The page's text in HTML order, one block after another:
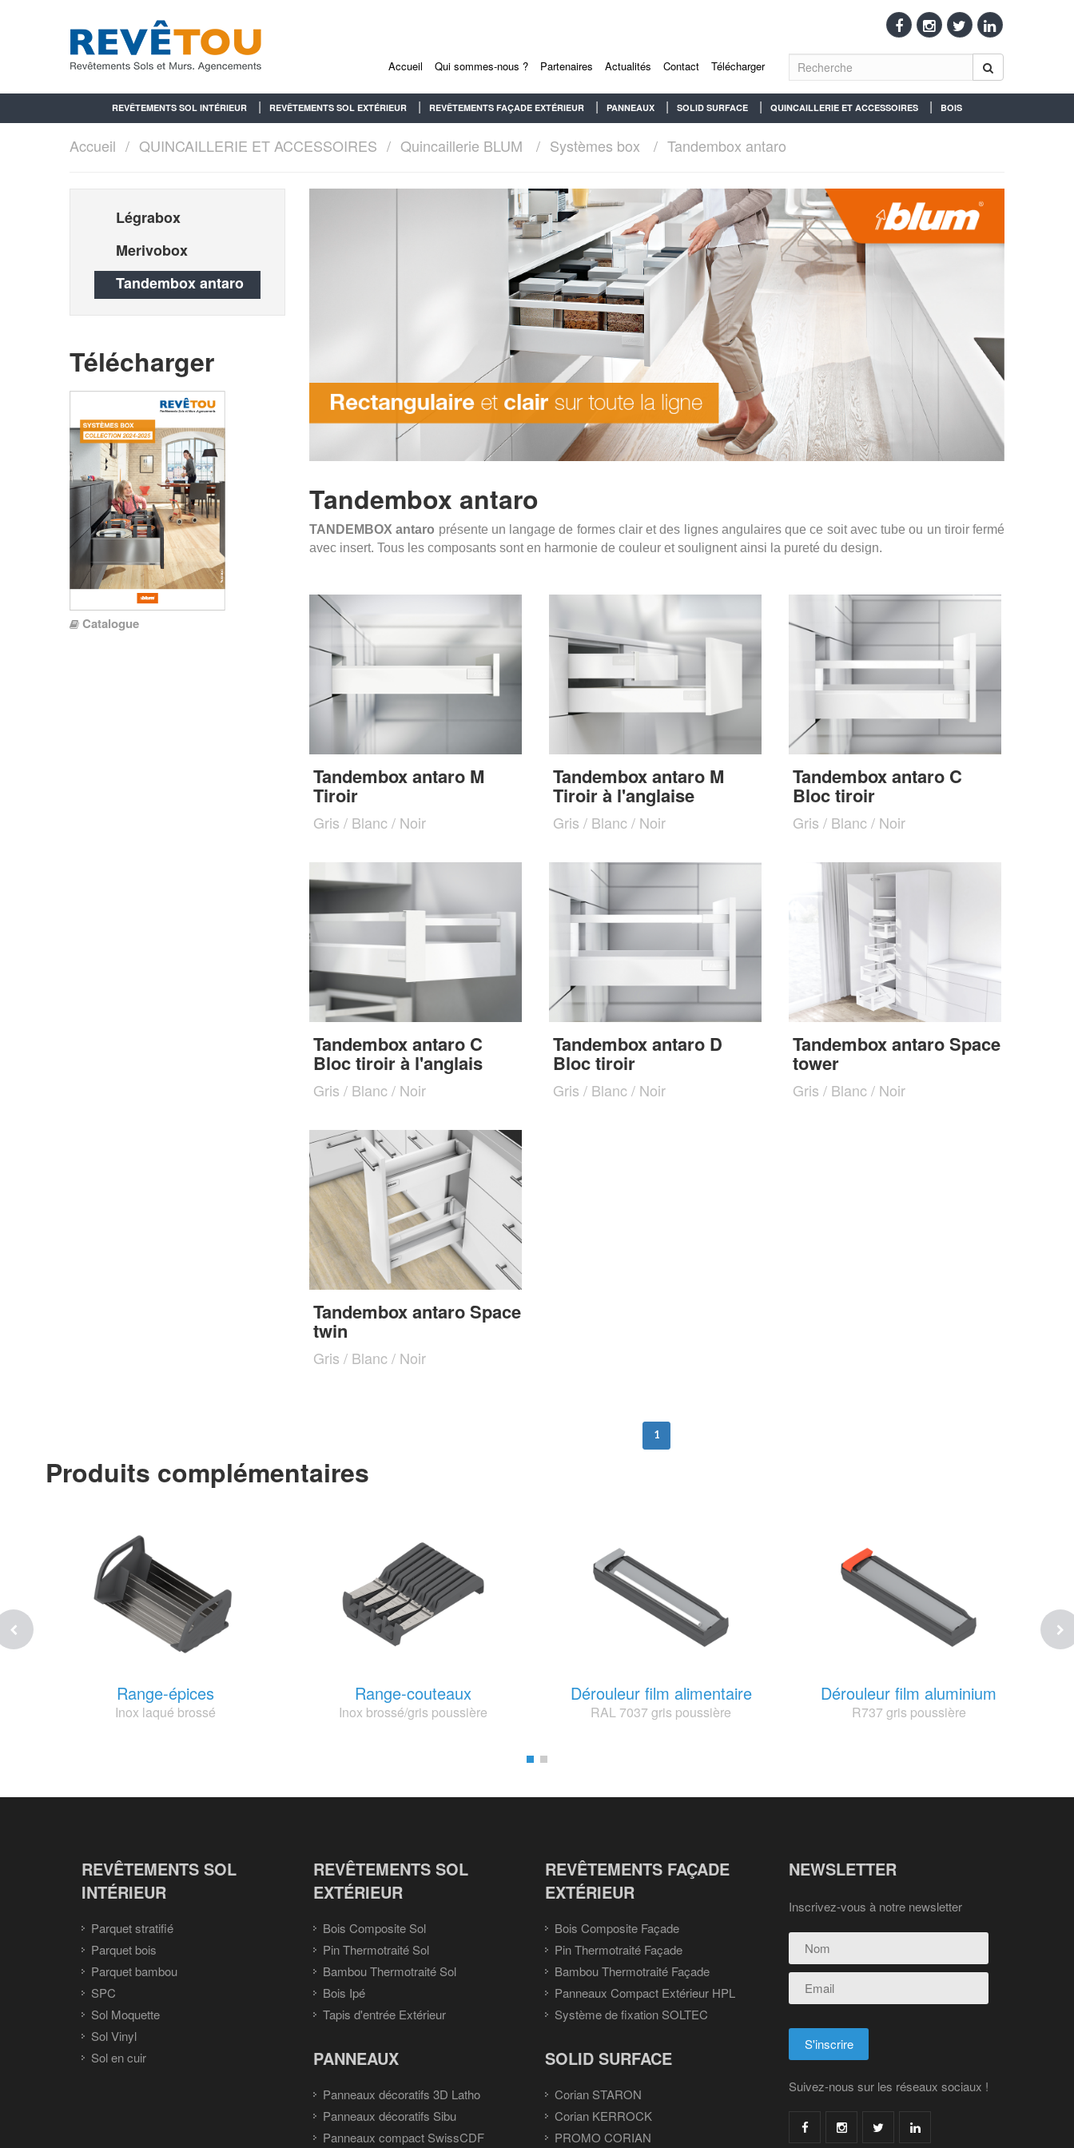
Accueil Qui sommes-nous ? Partenaires Actualités Contact Télécharger
REVÊTEMENTS SOL INTÉRIEUR REVÊTEMENTS SOL EXTÉRIEUR REVÊTEMENTS FAÇADE EXTÉRIEUR PANNEAUX SOLID SURFACE QUINCAILLERIE ET ACCESSOIRES BOIS
Accueil QUINCAILLERIE ET ACCESSOIRES Quincaillerie BLUM Systèmes box Tandembox antaro
Légrabox
Merivobox
Tandembox antaro
Télécharger
Catalogue
Tandembox antaro
TANDEMBOX antaro présente un langage de formes clair et des lignes angulaires que ce soit avec tube ou un tiroir fermé
avec insert. Tous les composants sont en harmonie de couleur et soulignent ainsi la pureté du design.
Tandembox antaro M
Tiroir
Gris / Blanc / Noir
Tandembox antaro M
Tiroir à l'anglaise
Gris / Blanc / Noir
Tandembox antaro C
Bloc tiroir
Gris / Blanc / Noir
Tandembox antaro C
Bloc tiroir à l'anglais
Gris / Blanc / Noir
Tandembox antaro D
Bloc tiroir
Gris / Blanc / Noir
Tandembox antaro Space
tower
Gris / Blanc / Noir
Tandembox antaro Space
twin
Gris / Blanc / Noir
1
Produits complémentaires
Range-épices
Inox laqué brossé
Range-couteaux
Inox brossé/gris poussière
Dérouleur film alimentaire
RAL 7037 gris poussière
Dérouleur film aluminium
R737 gris poussière
REVÊTEMENTS SOL
INTÉRIEUR
Parquet stratifié
Parquet bois
Parquet bambou
SPC
Sol Moquette
Sol Vinyl
Sol en cuir
REVÊTEMENTS SOL
EXTÉRIEUR
Bois Composite Sol
Pin Thermotraité Sol
Bambou Thermotraité Sol
Bois Ipé
Tapis d'entrée Extérieur
REVÊTEMENTS FAÇADE
EXTÉRIEUR
Bois Composite Façade
Pin Thermotraité Façade
Bambou Thermotraité Façade
Panneaux Compact Extérieur HPL
Système de fixation SOLTEC
PANNEAUX
Panneaux décoratifs 3D Latho
Panneaux décoratifs Sibu
Panneaux compact SwissCDF
SOLID SURFACE
Corian STARON
Corian KERROCK
PROMO CORIAN
NEWSLETTER
Inscrivez-vous à notre newsletter
Suivez-nous sur les réseaux sociaux !